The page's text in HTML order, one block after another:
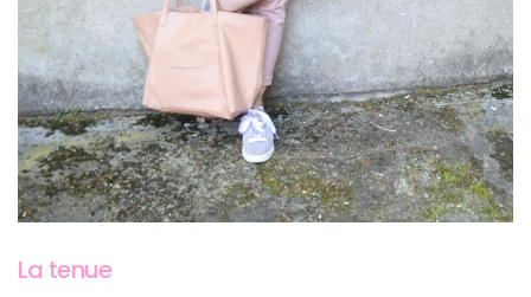
Ma
sélection
de
sacs
légers
et
pour
l’été
La tenue